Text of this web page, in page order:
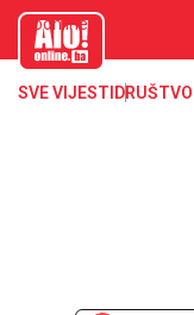
aloonline.b
SVE VIJESTI DRUŠTVO